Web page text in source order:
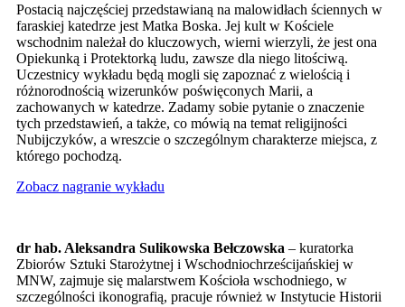
Postacią najczęściej przedstawianą na malowidłach ściennych w
faraskiej katedrze jest Matka Boska. Jej kult w Kościele
wschodnim należał do kluczowych, wierni wierzyli, że jest ona
Opiekunką i Protektorką ludu, zawsze dla niego litościwą.
Uczestnicy wykładu będą mogli się zapoznać z wielością i
różnorodnością wizerunków poświęconych Marii, a
zachowanych w katedrze. Zadamy sobie pytanie o znaczenie
tych przedstawień, a także, co mówią na temat religijności
Nubijczyków, a wreszcie o szczególnym charakterze miejsca, z
którego pochodzą.
Zobacz nagranie wykładu
dr hab. Aleksandra Sulikowska Bełczowska – kuratorka
Zbiorów Sztuki Starożytnej i Wschodniochrześcijańskiej w
MNW, zajmuje się malarstwem Kościoła wschodniego, w
szczególności ikonografią, pracuje również w Instytucie Historii